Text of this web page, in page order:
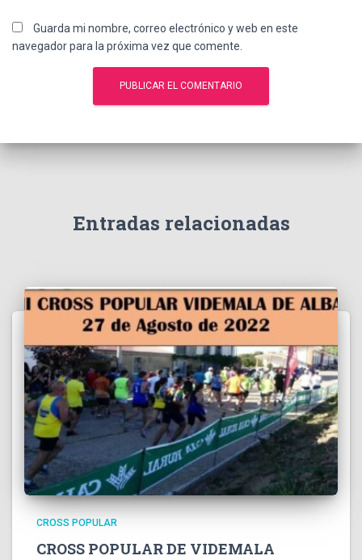
Guarda mi nombre, correo electrónico y web en este
navegador para la próxima vez que comente.
Entradas relacionadas
CROSS POPULAR
CROSS POPULAR DE VIDEMALA